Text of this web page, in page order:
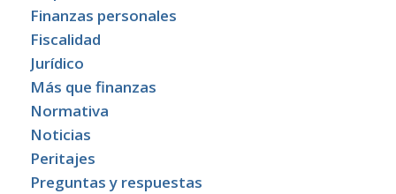
Finanzas personales
Fiscalidad
Jurídico
Más que finanzas
Normativa
Noticias
Peritajes
Preguntas y respuestas